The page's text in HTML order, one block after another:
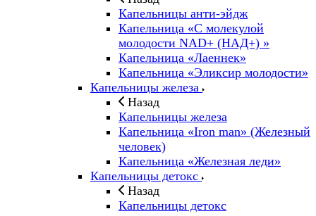
Капельницы анти-эйдж
Капельница «С молекулой
молодости NAD+ (НАД+) »
Капельница «Лаеннек»
Капельница «Эликсир молодости»
Капельницы железа
Назад
Капельницы железа
Капельница «Iron man» (Железный
человек)
Капельница «Железная леди»
Капельницы детокс
Назад
Капельницы детокс